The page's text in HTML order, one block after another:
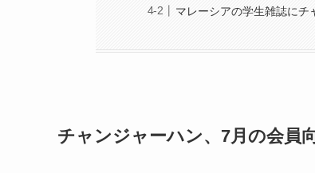
マレーシアの学生雑誌にチ
チャンジャーハン、7月の会員